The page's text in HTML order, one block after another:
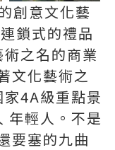
創意文化藝
鎖式的禮品
之名的商業
文化藝術之
4A級重點景
年輕人。不是
要塞的九曲